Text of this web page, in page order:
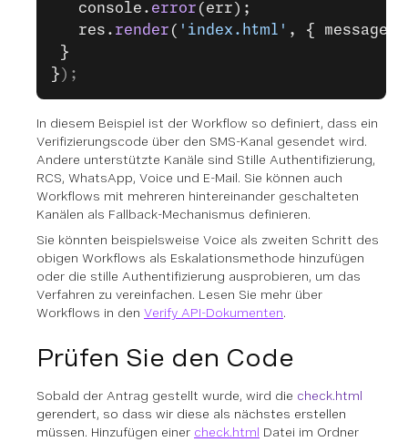
   console.
error (err);
   res.
render ( 'index.html' , {
}
} );
In diesem Beispiel ist der Workflow so definiert, dass ein
Verifizierungscode über den SMS-Kanal gesendet wird.
Andere unterstützte Kanäle sind Stille Authentifizierung,
RCS, WhatsApp, Voice und E-Mail. Sie können auch
Workflows mit mehreren hintereinander geschalteten
Kanälen als Fallback-Mechanismus definieren.
Sie könnten beispielsweise Voice als zweiten Schritt des
obigen Workflows als Eskalationsmethode hinzufügen
oder die stille Authentifizierung ausprobieren, um das
Verfahren zu vereinfachen. Lesen Sie mehr über
Workflows in den Verify API-Dokumenten.
Prüfen Sie den Code
Sobald der Antrag gestellt wurde, wird die check.html
gerendert, so dass wir diese als nächstes erstellen
müssen. Hinzufügen einer check.html Datei im Ordner